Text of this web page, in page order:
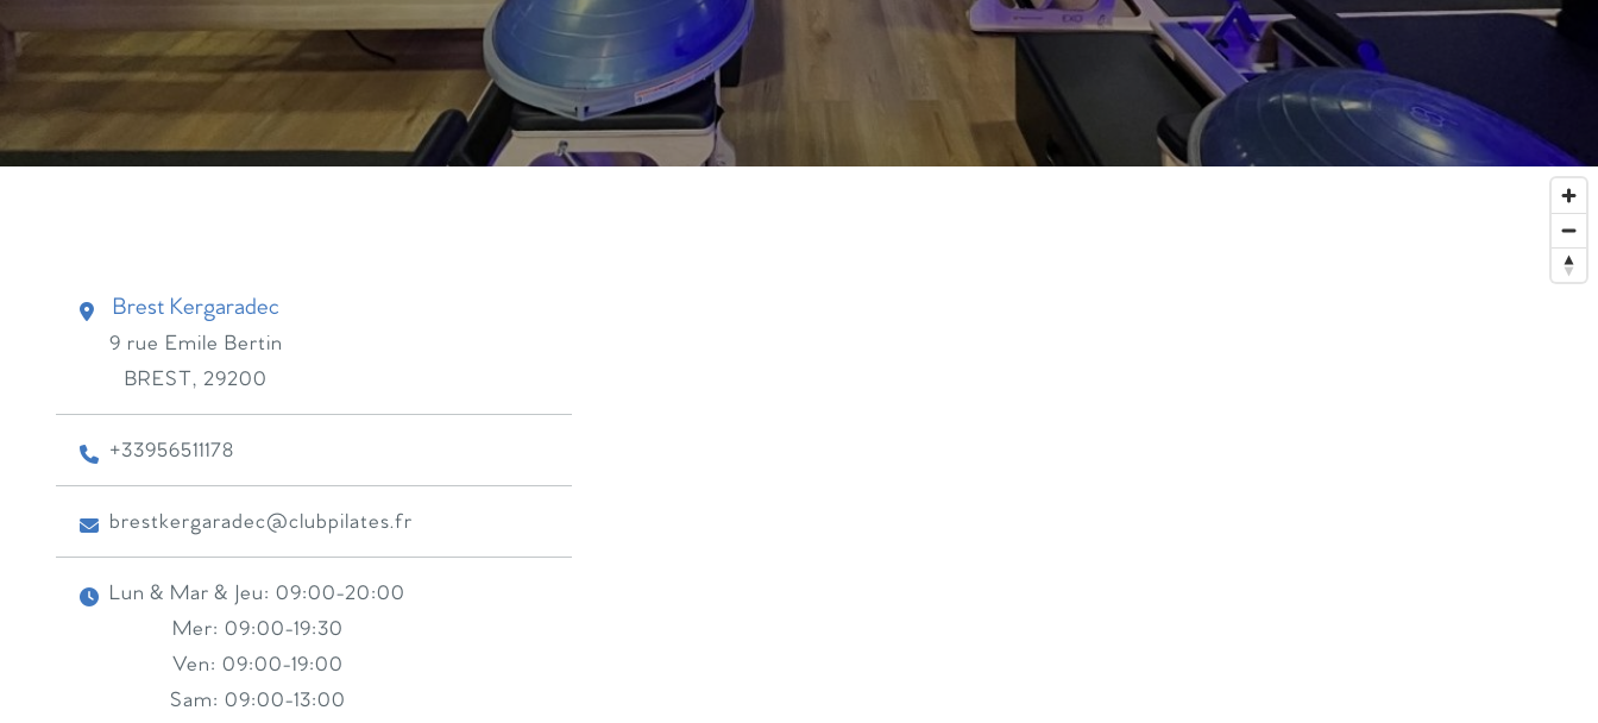
Brest Kergaradec
9 rue Emile Bertin
BREST, 29200
+33956511178
brestkergaradec@clubpilates.fr
Lun & Mar & Jeu: 09:00-20:00
Mer: 09:00-19:30
Ven: 09:00-19:00
Sam: 09:00-13:00